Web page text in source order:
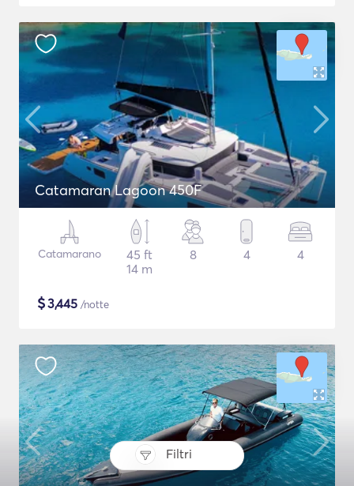
Filtri
Catamaran Lagoon 450F
Catamarano
45 ft
14 m
8 4 4
$3,445 /notte